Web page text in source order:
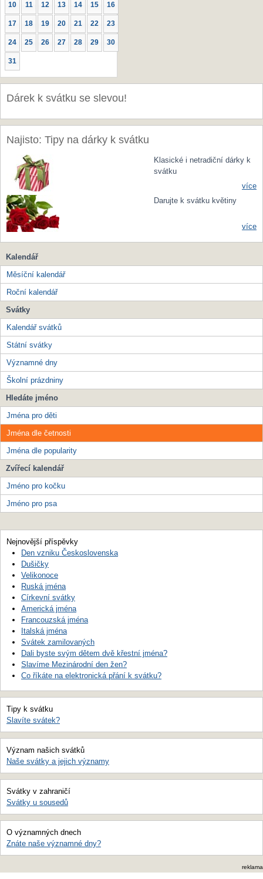
10 11 12 13 14 15 16
17 18 19 20 21 22 23
24 25 26 27 28 29 30
31
Dárek k svátku se slevou!
Najisto: Tipy na dárky k svátku
Klasické i netradiční dárky k
svátku
více
Darujte k svátku květiny
více
Kalendář
Měsíční kalendář
Roční kalendář
Svátky
Kalendář svátků
Státní svátky
Významné dny
Školní prázdniny
Hledáte jméno
Jména pro děti
Jména dle četnosti
Jména dle popularity
Zvířecí kalendář
Jméno pro kočku
Jméno pro psa
Nejnovější příspěvky
Den vzniku Československa
Dušičky
Velikonoce
Ruská jména
Církevní svátky
Americká jména
Francouzská jména
Italská jména
Svátek zamilovaných
Dali byste svým dětem dvě křestní jména?
Slavíme Mezinárodní den žen?
Co říkáte na elektronická přání k svátku?
Tipy k svátku
Slavíte svátek?
Význam našich svátků
Naše svátky a jejich významy
Svátky v zahraničí
Svátky u sousedů
O významných dnech
Znáte naše významné dny?
reklama